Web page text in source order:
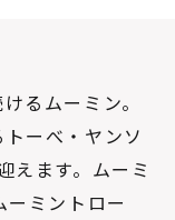
るムーミン。
ーべ・ヤンソ
ます。ムーミ
ミントロー